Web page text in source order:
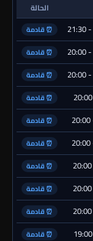
الحالة
⏰ قادمة
⏰ قادمة
⏰ قادمة
⏰ قادمة
⏰ قادمة
⏰ قادمة
⏰ قادمة
⏰ قادمة
⏰ قادمة
⏰ قادمة